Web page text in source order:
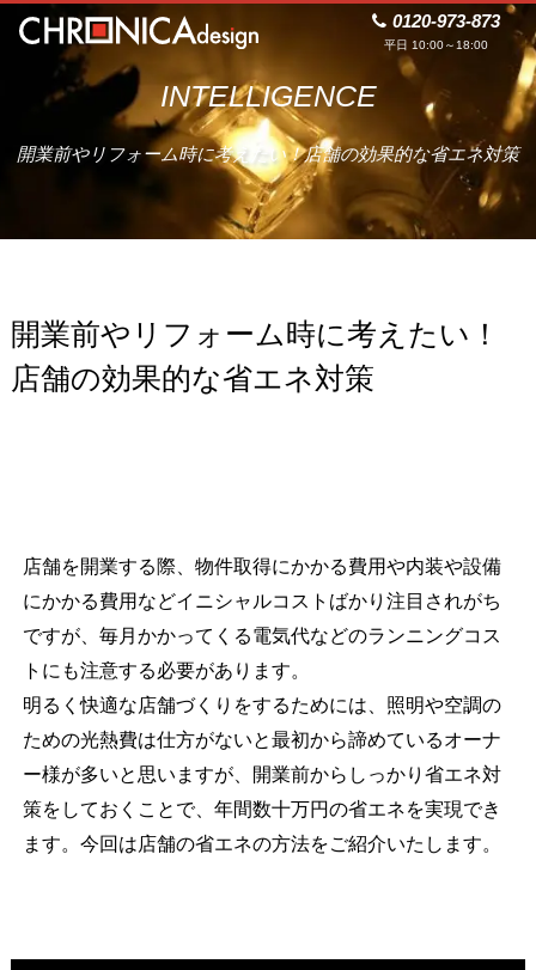
0120-973-873
平日 10:00～18:00
INTELLIGENCE
開業前やリフォーム時に考えたい！店舗の効果的な省エネ対策
開業前やリフォーム時に考えたい！
店舗の効果的な省エネ対策
店舗を開業する際、物件取得にかかる費用や内装や設備
にかかる費用などイニシャルコストばかり注目されがち
ですが、毎月かかってくる電気代などのランニングコス
トにも注意する必要があります。
明るく快適な店舗づくりをするためには、照明や空調の
ための光熱費は仕方がないと最初から諦めているオーナ
ー様が多いと思いますが、開業前からしっかり省エネ対
策をしておくことで、年間数十万円の省エネを実現でき
ます。今回は店舗の省エネの方法をご紹介いたします。